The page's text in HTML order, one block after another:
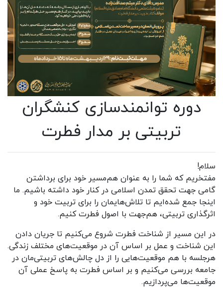
دوره توانمندسازی کنشگران
تربیتی بر مدار فطرت
سلام!
مفتخریم که شما را به عنوان هم‌مسیر خود برای برداشتن
گامی جهت تحقق تمدن اسلامی در کنار خود داشته باشیم. ما
اینجا جمع شده‌ایم تا تلاش‌هایمان را برای تربیت خود و
اثرگذاری تربیتی، هم‌جهت با اصول فطرت کنیم.
در این مسیر از شناخت فطرت شروع می‌کنیم تا جریان دادن
این شناخت و عمل بر اساس آن در موقعیت‌های مختلف زندگی.
هرجلسه با هم موقعیت‌هایی را از دل چالش‌های تربیتی‌مان در
جامعه بررسی می‌کنیم و بر اساس فطرت به پاسخ عملی آن
موقعیت‌ها می‌پردازیم.